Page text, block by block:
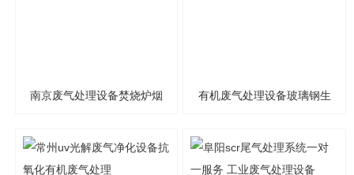
南京废气处理设备焚烧炉烟 有机废气处理设备玻璃钢生